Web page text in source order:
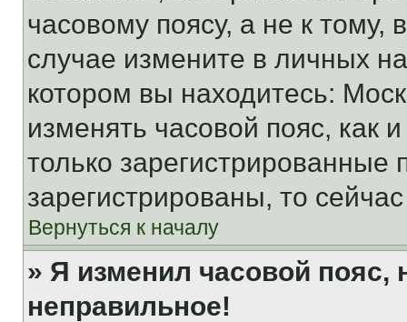
часовому поясу, а не к тому,
случае измените в личных
котором вы находитесь:
изменять часовой пояс, как
только
зарегистрированы, то
Вернуться к началу
» Я изменил часовой пояс,
неправильное!